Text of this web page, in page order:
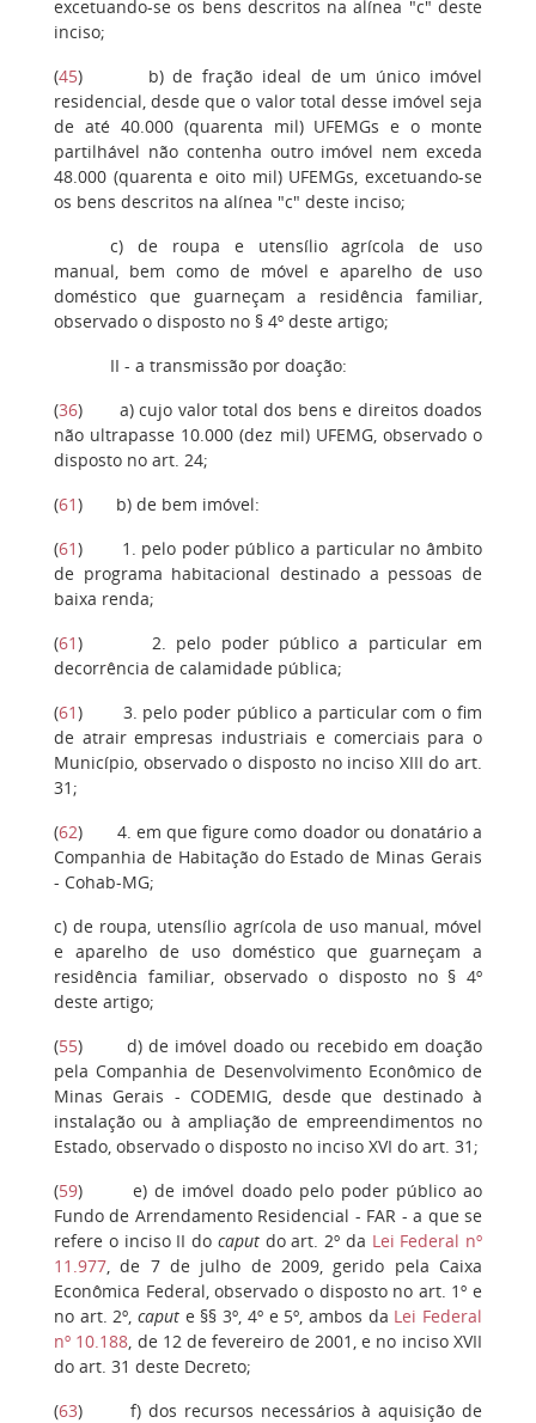
excetuando-se os bens descritos na alínea "c" deste
inciso;
(45) b) de fração ideal de um único imóvel
residencial, desde que o valor total desse imóvel seja
de até 40.000 (quarenta mil) UFEMGs e o monte
partilhável não contenha outro imóvel nem exceda
48.000 (quarenta e oito mil) UFEMGs, excetuando-se
os bens descritos na alínea "c" deste inciso;
c) de roupa e utensílio agrícola de uso
manual, bem como de móvel e aparelho de uso
doméstico que guarneçam a residência familiar,
observado o disposto no § 4º deste artigo;
II - a transmissão por doação:
(36) a) cujo valor total dos bens e direitos doados
não ultrapasse 10.000 (dez mil) UFEMG, observado o
disposto no art. 24;
(61) b) de bem imóvel:
(61) 1. pelo poder público a particular no âmbito
de programa habitacional destinado a pessoas de
baixa renda;
(61) 2. pelo poder público a particular em
decorrência de calamidade pública;
(61) 3. pelo poder público a particular com o fim
de atrair empresas industriais e comerciais para o
Município, observado o disposto no inciso XIII do art.
31;
(62) 4. em que figure como doador ou donatário a
Companhia de Habitação do Estado de Minas Gerais
- Cohab-MG;
c) de roupa, utensílio agrícola de uso manual, móvel
e aparelho de uso doméstico que guarneçam a
residência familiar, observado o disposto no § 4º
deste artigo;
(55) d) de imóvel doado ou recebido em doação
pela Companhia de Desenvolvimento Econômico de
Minas Gerais - CODEMIG, desde que destinado à
instalação ou à ampliação de empreendimentos no
Estado, observado o disposto no inciso XVI do art. 31;
(59) e) de imóvel doado pelo poder público ao
Fundo de Arrendamento Residencial - FAR - a que se
refere o inciso II do caputdo art. 2º da Lei Federal nº
11.977, de 7 de julho de 2009, gerido pela Caixa
Econômica Federal, observado o disposto no art. 1º e
no art. 2º,caput e §§ 3º, 4º e 5º, ambos da Lei Federal
nº 10.188, de 12 de fevereiro de 2001, e no inciso XVII
do art. 31 deste Decreto;
(63) f) dos recursos necessários à aquisição de